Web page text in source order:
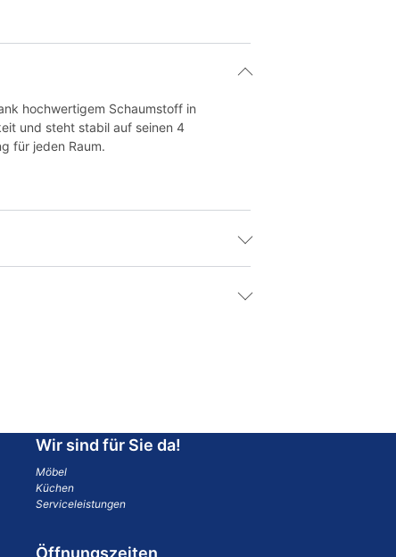
hochwertigem Schaumstoff in
und steht stabil auf seinen 4
für jeden Raum.
Wir sind für Sie da!
Möbel
Küchen
Serviceleistungen
Öffnungszeiten